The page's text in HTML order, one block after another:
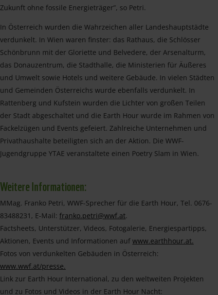
Zukunft ohne fossile Energieträger”, so Petri.
In Österreich wurden die Wahrzeichen aller Landeshauptstädte
verdunkelt. In Wien waren finster: das Rathaus, die Schlösser
Schönbrunn mit der Gloriette und Belvedere, der Arsenalturm,
das Donauzentrum, die Stadthalle, die Ministerien für Äußeres
und Umwelt sowie Hotels und weitere Gebäude. In vielen Städten
und Gemeinden Österreichs wurde ebenfalls verdunkelt. In
Rattenberg und Kufstein wurden die Lichter von großen Teilen
der Stadt abgeschaltet und die Earth Hour wurde im Rahmen von
Fackelzügen und Events gefeiert. Zahlreiche Unternehmen und
Privathaushalte beteiligten sich an der Aktion. Die WWF-
Jugendgruppe YTAE veranstaltete einen Poetry Slam in Wien.
Weitere Informationen:
MMag. Franko Petri, WWF-Sprecher für die Earth Hour, Tel. 0676-
83488231, E-Mail: franko.petri@wwf.at.
Factsheets, Unterstützer, Videos, Fotogalerie, Energiespartipps,
Aktionen, Events und Informationen auf www.earthhour.at.
Fotos von verdunkelten Gebäuden in Österreich:
www.wwf.at/presse.
Link zur Earth Hour International, zu den weltweiten Projekten
und zu Fotos und Videos in der Earth Hour Nacht: